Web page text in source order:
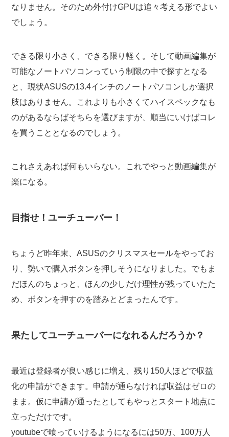
なりません。そのため外付けGPUは追々考える形でよい
でしょう。
できる限り小さく、できる限り軽く。そして動画編集が
可能なノートパソコンっていう制限の中で探すとなる
と、現状ASUSの13.4インチのノートパソコンしか選択
肢はありません。これよりも小さくてハイスペックなも
のがあるならばそちらを選びますが、順当にいけばコレ
を買うこととなるのでしょう。
これさえあれば何もいらない。これでやっと動画編集が
楽になる。
目指せ！ユーチューバー！
ちょうど昨年末、ASUSのクリスマスセールをやってお
り、勢いで購入ボタンを押しそうになりました。でもま
だほんのちょっと、ほんの少しだけ理性が残っていたた
め、ボタンを押すのを踏みとどまったんです。
果たしてユーチューバーになれるんだろうか？
最近は登録者が良い感じに増え、残り150人ほどで収益
化の申請ができます。申請が通らなければ収益はゼロの
まま。仮に申請が通ったとしてもやっとスタート地点に
立っただけです。
youtubeで喰っていけるようになるには50万、100万人